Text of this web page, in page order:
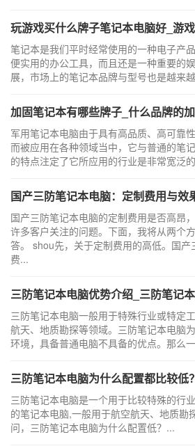
玩游戏买什么牌子笔记本电脑好_游
笔记本是我们平时经常使用的一种电子产
便实用的办公工具，而且还是一种重要的
展，市场上的笔记本品牌与型号也是越来
加固笔记本有哪些牌子_什么品牌的加固笔
军用笔记本电脑由于具有高品质、高可靠
而被应用在各种领域当中，它与普通的笔
的特点注定了它所应用的行业是非常宽泛
国产三防笔记本电脑：定制费用与效
国产三防笔记本电脑的定制费用是否高昂
许多客户关注的问题。下面，我将从两个
答。 shou先，关于定制费用的高低。国产
费...
三防笔记本电脑优势介绍_三防笔记本电脑有什么
三防笔记本电脑一般用于特殊行业或特定
航天、地质勘探等领域。三防笔记本电脑
环境，具备普通电脑不具备的优点。那么
三防笔记本电脑为什么配置都比较低？
三防笔记本电脑是一个用于比较特殊的行
的笔记本电脑,一般用于航空航天、地质勘
问，三防笔记本电脑为什么配置低？...